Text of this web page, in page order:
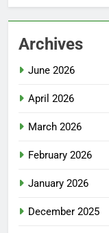
Archives
June 2026
April 2026
March 2026
February 2026
January 2026
December 2025